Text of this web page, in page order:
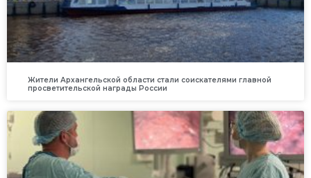
Жители Архангельской области стали соискателями главной
просветительской награды России